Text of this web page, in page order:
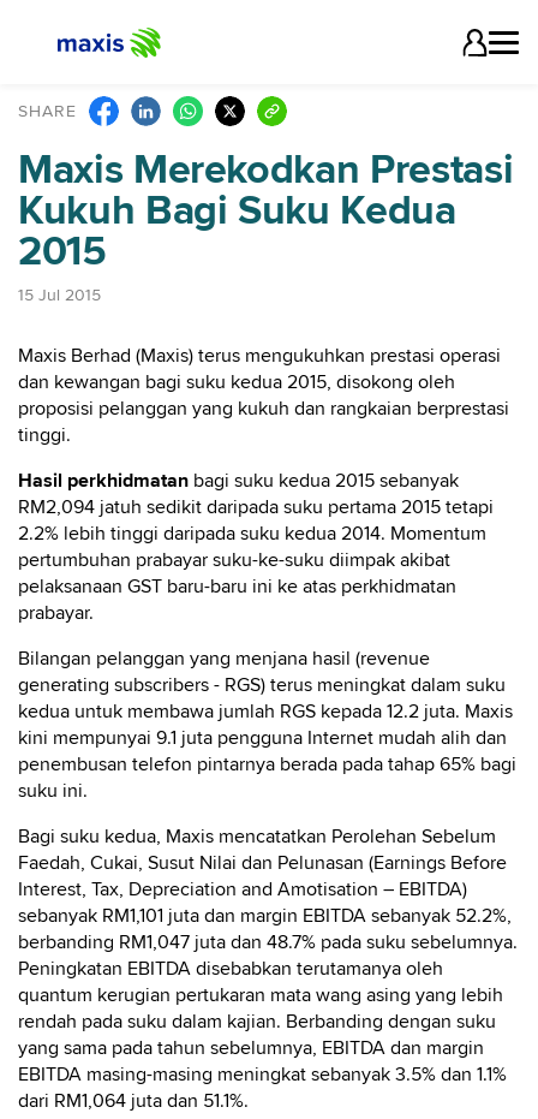
SHARE
Maxis Merekodkan Prestasi
Kukuh Bagi Suku Kedua
2015
15 Jul 2015
Maxis Berhad (Maxis) terus mengukuhkan prestasi operasi
dan kewangan bagi suku kedua 2015, disokong oleh
proposisi pelanggan yang kukuh dan rangkaian berprestasi
tinggi.
Hasil perkhidmatan bagi suku kedua 2015 sebanyak
RM2,094 jatuh sedikit daripada suku pertama 2015 tetapi
2.2% lebih tinggi daripada suku kedua 2014. Momentum
pertumbuhan prabayar suku-ke-suku diimpak akibat
pelaksanaan GST baru-baru ini ke atas perkhidmatan
prabayar.
Bilangan pelanggan yang menjana hasil (revenue
generating subscribers - RGS) terus meningkat dalam suku
kedua untuk membawa jumlah RGS kepada 12.2 juta. Maxis
kini mempunyai 9.1 juta pengguna Internet mudah alih dan
penembusan telefon pintarnya berada pada tahap 65% bagi
suku ini.
Bagi suku kedua, Maxis mencatatkan Perolehan Sebelum
Faedah, Cukai, Susut Nilai dan Pelunasan (Earnings Before
Interest, Tax, Depreciation and Amotisation – EBITDA)
sebanyak RM1,101 juta dan margin EBITDA sebanyak 52.2%,
berbanding RM1,047 juta dan 48.7% pada suku sebelumnya.
Peningkatan EBITDA disebabkan terutamanya oleh
quantum kerugian pertukaran mata wang asing yang lebih
rendah pada suku dalam kajian. Berbanding dengan suku
yang sama pada tahun sebelumnya, EBITDA dan margin
EBITDA masing-masing meningkat sebanyak 3.5% dan 1.1%
dari RM1,064 juta dan 51.1%.